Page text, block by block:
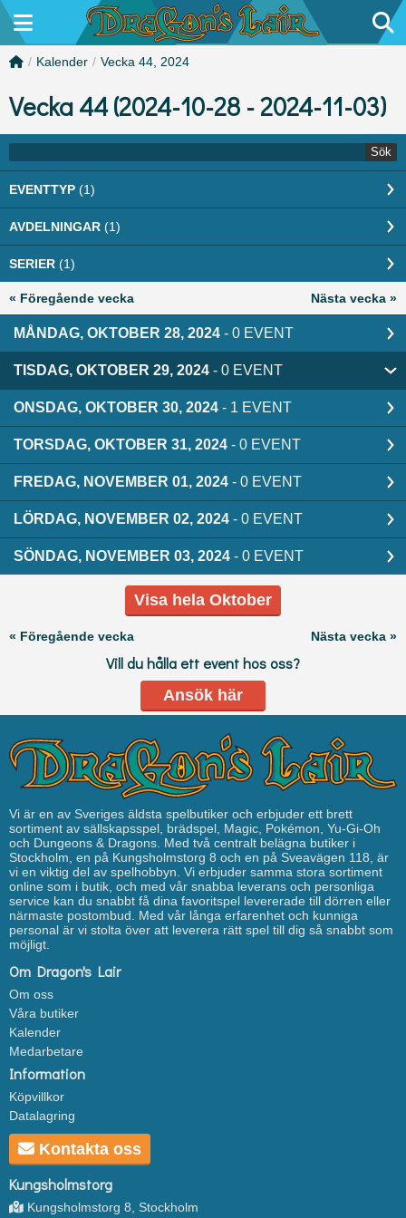
/ Kalender / Vecka 44, 2024
Vecka 44 (2024-10-28 - 2024-11-03)
Sök
EVENTTYP (1)
AVDELNINGAR (1)
SERIER (1)
« Föregående vecka Nästa vecka »
MÅNDAG, OKTOBER 28, 2024 - 0 EVENT
TISDAG, OKTOBER 29, 2024 - 0 EVENT
ONSDAG, OKTOBER 30, 2024 - 1 EVENT
TORSDAG, OKTOBER 31, 2024 - 0 EVENT
FREDAG, NOVEMBER 01, 2024 - 0 EVENT
LÖRDAG, NOVEMBER 02, 2024 - 0 EVENT
SÖNDAG, NOVEMBER 03, 2024 - 0 EVENT
Visa hela Oktober
« Föregående vecka Nästa vecka »
Vill du hålla ett event hos oss?
Ansök här
Vi är en av Sveriges äldsta spelbutiker och erbjuder ett brett
sortiment av sällskapsspel, brädspel, Magic, Pokémon, Yu-Gi-Oh
och Dungeons & Dragons. Med två centralt belägna butiker i
Stockholm, en på Kungsholmstorg 8 och en på Sveavägen 118, är
vi en viktig del av spelhobbyn. Vi erbjuder samma stora sortiment
online som i butik, och med vår snabba leverans och personliga
service kan du snabbt få dina favoritspel levererade till dörren eller
närmaste postombud. Med vår långa erfarenhet och kunniga
personal är vi stolta över att leverera rätt spel till dig så snabbt som
möjligt.
Om Dragon's Lair
Om oss
Våra butiker
Kalender
Medarbetare
Information
Köpvillkor
Datalagring
Kontakta oss
Kungsholmstorg
Kungsholmstorg 8, Stockholm